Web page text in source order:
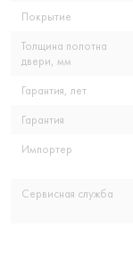
Покрытие
Толщина полотна
двери, мм
Гарантия, лет
Гарантия
Импортер
Сервисная служба